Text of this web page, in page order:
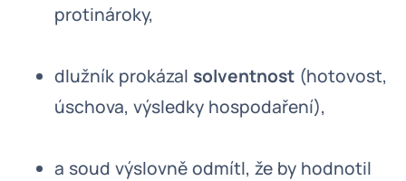
protinároky,
dlužník prokázal solventnost (hotovost,
úschova, výsledky hospodaření),
a soud výslovně odmítl, že by hodnotil